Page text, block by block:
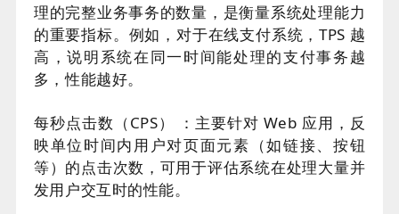
理的完整业务事务的数量，是衡量系统处理能力
的重要指标。例如，对于在线支付系统，TPS 越
高，说明系统在同一时间能处理的支付事务越
多，性能越好。
每秒点击数（CPS） ：主要针对 Web 应用，反
映单位时间内用户对页面元素（如链接、按钮
等）的点击次数，可用于评估系统在处理大量并
发用户交互时的性能。